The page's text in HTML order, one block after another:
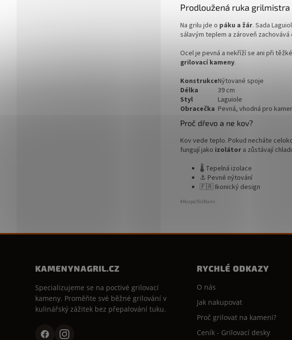
Prodloužená ruka grilmistra
Na grilu jde o páku a žár. Sada
sálavým teplem a zároveň zachovává
Ocel je pevná a nekříží se ani při
grilovací kameny.
KonstrukceNýtované spoje
Délka
39 cm
Styl
Laguiole
Obracečka Pevná, vhodná pro
Proč dřevo a ne kov?
Kov vede teplo. Pokud necháte
fungují jako izolátora zůstávají
🌡️ Tepelná izolace
⚓ Pevné nýtování
🇫🇷 Ikonický design
#RozpalToSNami
KAMENYNAGRIL.CZ
Specializujeme se na poctivé grilovací
kameny. Proměňte své běžné grilování v
kulinářský zážitek bez přepalování tuku.
RYCHLÉ ODKAZY
O nás
Jak nakupovat
Proč grilovat na kameni?
Ceník - Grilovací desky